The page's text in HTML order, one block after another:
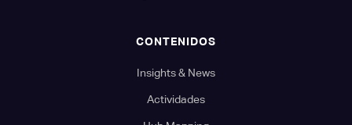
CONTENIDOS
Insights & News
Actividades